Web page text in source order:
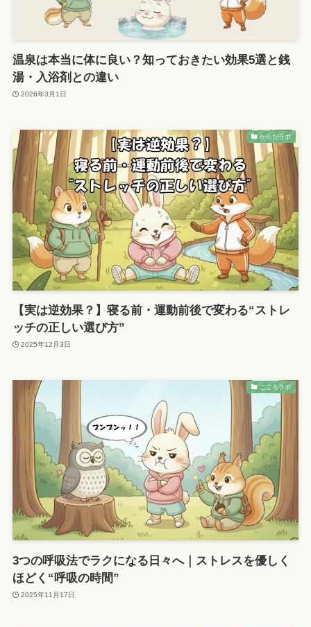
温泉は本当に体に良い？知っておきたい効果5選と銭
湯・入浴剤との違い
2026年3月1日
からだラボ
【実は逆効果？】寝る前・運動前後で変わる“ストレ
ッチの正しい選び方”
2025年12月3日
こころラボ
3つの呼吸法でラクになる日々へ｜ストレスを優しく
ほどく“呼吸の時間”
2025年11月17日